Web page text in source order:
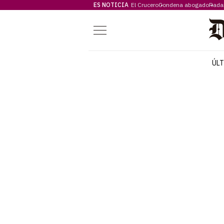
ES NOTICIA El CruceroCondena abogado
Menú